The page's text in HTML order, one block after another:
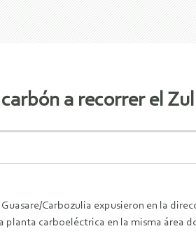
a recorrer el
Carbozulia expusieron en la
planta carboeléctrica en la misma área